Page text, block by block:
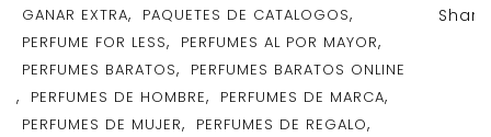
GANAR EXTRA, PAQUETES DE CATALOGOS,
PERFUME FOR LESS, PERFUMES AL POR MAYOR,
PERFUMES BARATOS, PERFUMES BARATOS ONLINE
, PERFUMES DE HOMBRE, PERFUMES DE MARCA,
PERFUMES DE MUJER, PERFUMES DE REGALO,
Share